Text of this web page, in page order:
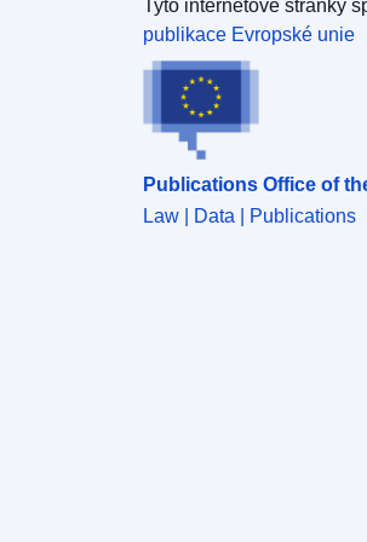
je-li ve schváleném stavu.
v departementu.
Tyto internetové stránky
publikace Evropské unie
Publications Office of
Law | Data | Publications